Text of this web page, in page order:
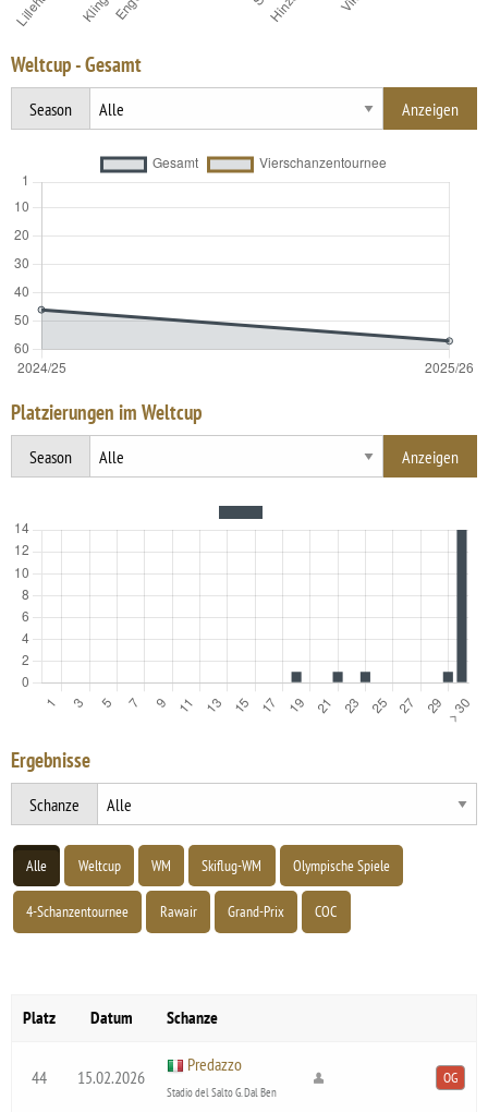
Weltcup - Gesamt
Season
Platzierungen im Weltcup
Season
Ergebnisse
Schanze
Alle Weltcup WM Skiflug-WM Olympische Spiele
4-Schanzentournee Rawair Grand-Prix COC
Platz Datum Schanze
44 15.02.2026
Predazzo
Stadio del Salto G. Dal Ben
OG